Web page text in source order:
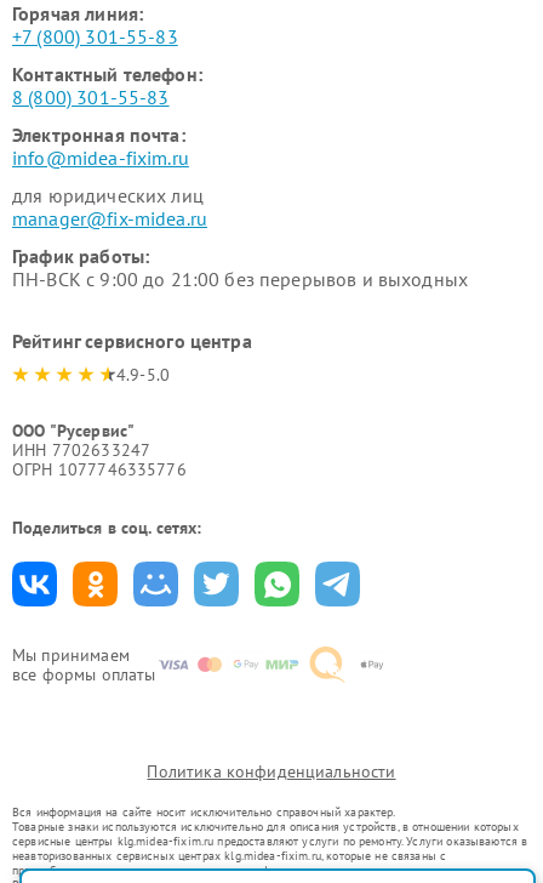
Мы принимаем
все формы оплаты
Горячая линия:
+7 (800) 301-55-83
Контактный телефон:
8 (800) 301-55-83
Электронная почта:
info@midea-fixim.ru
для юридических лиц
manager@fix-midea.ru
График работы:
ПН-ВСК с 9:00 до 21:00 без перерывов и выходных
Рейтинг сервисного центра
4.9-5.0
ООО "Русервис"
ИНН 7702633247
ОГРН 1077746335776
Поделиться в соц. сетях:
Политика конфиденциальности
Вся информация на сайте носит исключительно справочный характер.
Товарные знаки используются исключительно для описания устройств, в отношении которых
сервисные центры klg.midea-fixim.ru предоставляют услуги по ремонту. Услуги оказываются в
неавторизованных сервисных центрах klg.midea-fixim.ru, которые не связаны с
правообладателями товарных знаков или их официальными представителями.